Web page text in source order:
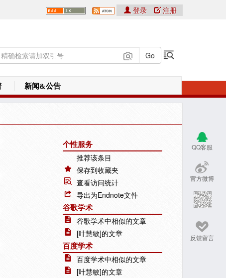
登录 注册
新闻&公告
QQ客服
官方微博
反馈留言
个性服务
推荐该条目
保存到收藏夹
查看访问统计
导出为Endnote文件
谷歌学术
谷歌学术中相似的文章
[叶慧敏]的文章
百度学术
百度学术中相似的文章
[叶慧敏]的文章